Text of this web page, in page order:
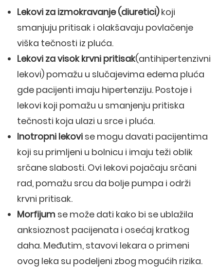
Lekovi za izmokravanje (diuretici)koji
smanjuju pritisak i olakšavaju povlačenje
viška tečnosti iz pluća.
Lekovi za visok krvni pritisak(antihipertenzivni
lekovi) pomažu u slučajevima edema pluća
gde pacijenti imaju hipertenziju. Postoje i
lekovi koji pomažu u smanjenju pritiska
tečnosti koja ulazi u srce i pluća.
Inotropni lekovi se mogu davati pacijentima
koji su primljeni u bolnicu i imaju teži oblik
srčane slabosti. Ovi lekovi pojačaju srčani
rad, pomažu srcu da bolje pumpa i održi
krvni pritisak.
Morfijum se može dati kako bi se ublažila
anksioznost pacijenata i osećaj kratkog
daha. Međutim, stavovi lekara o primeni
ovog leka su podeljeni zbog mogućih rizika.